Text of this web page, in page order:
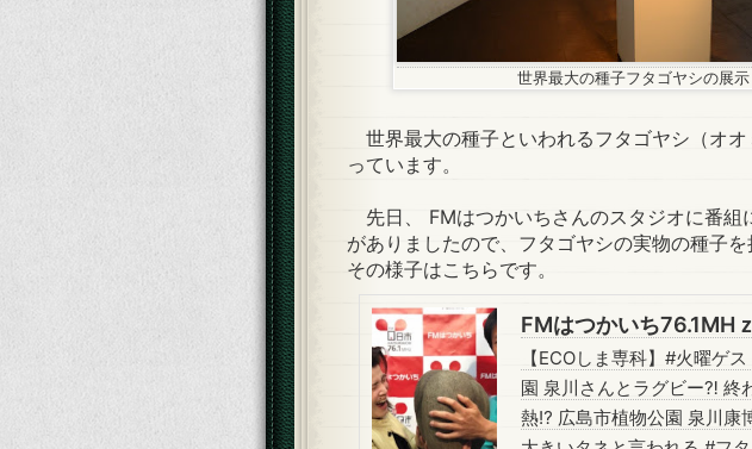
世界最大の種子フタゴヤシの展示
世界最大の種子といわれるフタゴヤシ（オ
っています。
先日、 FMはつかいちさんのスタジオに番組
がありましたので、フタゴヤシの実物の種子を
その様子はこちらです。
FMはつかいち76.1MHｚ
【ECOしま専科】#火曜ゲ
園 泉川さんとラグビー⁈ 終
熱⁉︎ 広島市植物公園 泉川康